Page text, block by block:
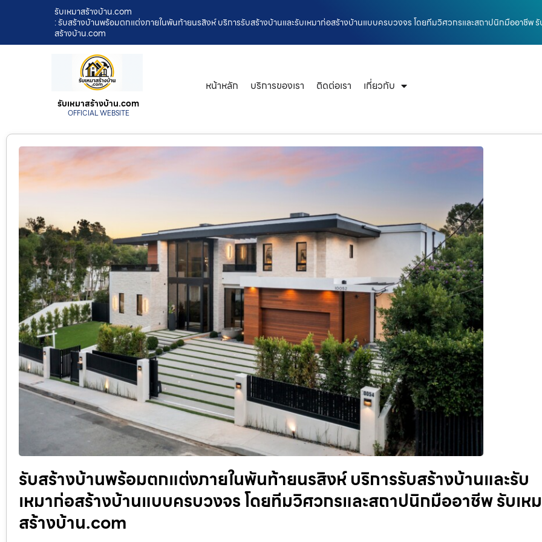
รับเหมาสร้างบ้าน.com
: รับสร้างบ้านพร้อมตกแต่งภายในพันท้ายนรสิงห์ บริการรับสร้างบ้านและรับเหมาก่อสร้างบ้านแบบครบวงจร โดยทีมวิศวกรและสถาปนิกมืออาชีพ รั
สร้างบ้าน.com
รับเหมาสร้างบ้าน.com
OFFICIAL WEBSITE
หน้าหลัก บริการของเรา ติดต่อเรา เกี่ยวกับ
รับสร้างบ้านพร้อมตกแต่งภายในพันท้ายนรสิงห์ บริการรับสร้างบ้านและรับ
เหมาก่อสร้างบ้านแบบครบวงจร โดยทีมวิศวกรและสถาปนิกมืออาชีพ รับเห
สร้างบ้าน.com